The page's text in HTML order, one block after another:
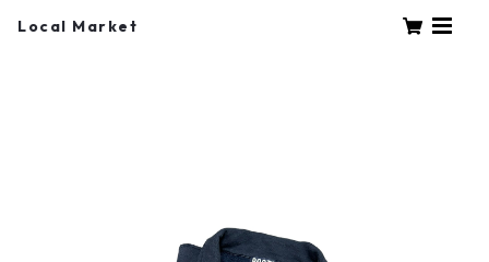
Local Market